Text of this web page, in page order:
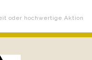
oder hochwertige Aktion